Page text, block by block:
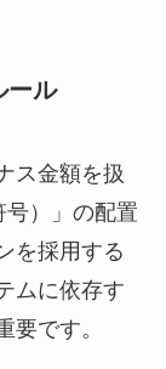
ール
ス金額を扱
号）」の配置
を採用する
ムに依存す
要です。